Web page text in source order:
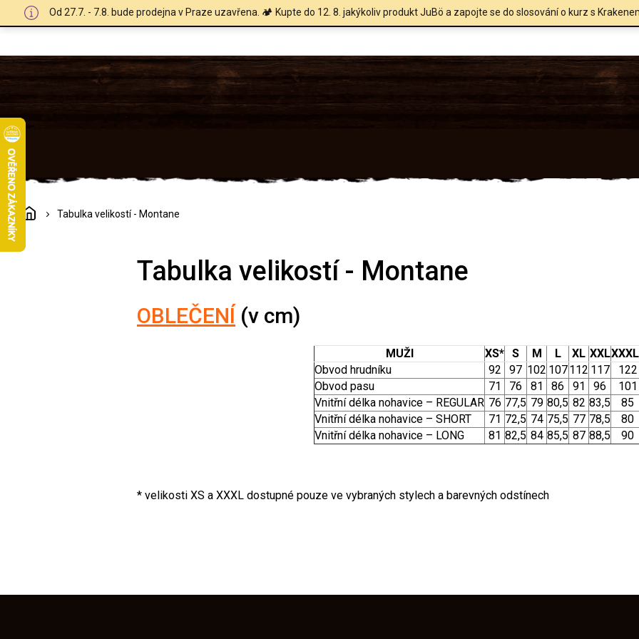
Od 27.7. - 7.8. bude prodejna v Praze uzavřena. 🏕️ Kupte do 12. 8. jakýkoliv produkt JuBö a zapojte se do slosování o kurz s
DomůTabulka velikostí - Montane
Tabulka velikostí - Montane
OBLEČENÍ (v cm)
MUŽI XS* S M L XL XXL
Obvod hrudníku
92 97 102 107112 117
122
Obvod pasu
71 76 81 86 91 96
101
Vnitřní délka nohavice – REGULAR 76 77,5 79 80,5 82 83,5
85
Vnitřní délka nohavice – SHORT
71 72,5 74 75,5 77 78,5
80
Vnitřní délka nohavice – LONG
81 82,5 84 85,5 87 88,5 90
* velikosti XS a XXXL dostupné pouze ve vybraných stylech a barevných odstínech